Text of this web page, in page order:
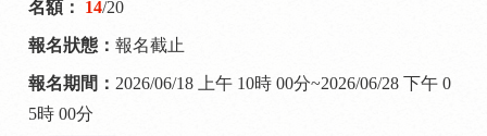
14/20
報名截止
2026/06/18 上午 10時 00分~2026/06/28 下午 0
5時 00分